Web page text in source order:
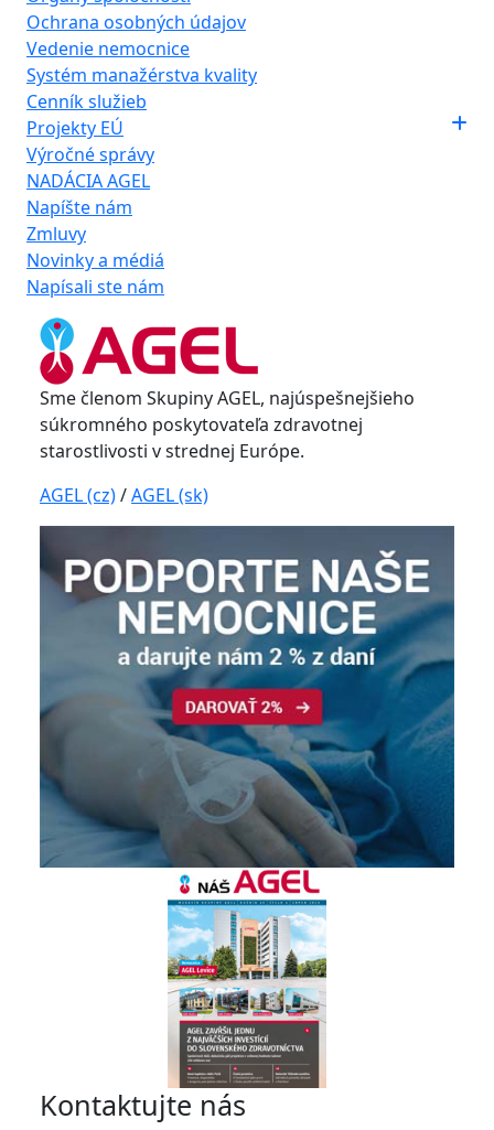
Ochrana osobných údajov
Vedenie nemocnice
Systém manažérstva kvality
Cenník služieb
Projekty EÚ
Výročné správy
NADÁCIA AGEL
Napíšte nám
Zmluvy
Novinky a médiá
Napísali ste nám
Sme členom Skupiny AGEL, najúspešnejšieho
súkromného poskytovateľa zdravotnej
starostlivosti v strednej Európe.
AGEL (cz)/AGEL (sk)
Kontaktujte nás